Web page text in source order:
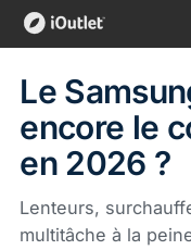
Le
encore le
en 2026 ?
Lenteurs,
multitâche à la